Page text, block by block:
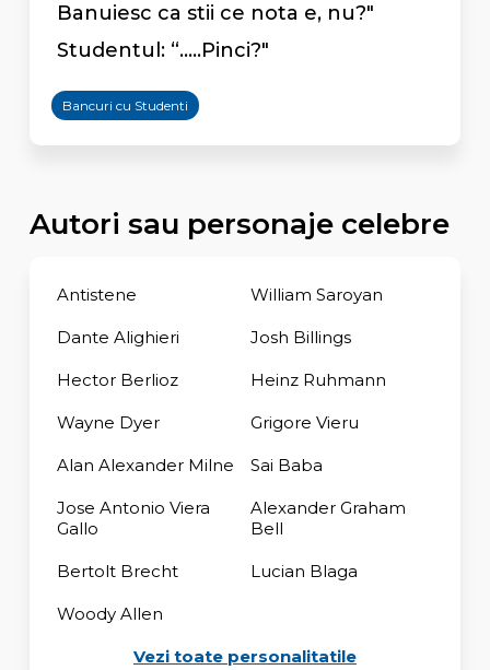
Banuiesc ca stii ce nota e, nu?"
Studentul: “.....Pinci?"
Bancuri cu Studenti
Autori sau personaje celebre
Antistene William Saroyan
Dante Alighieri Josh Billings
Hector Berlioz Heinz Ruhmann
Wayne Dyer Grigore Vieru
Alan Alexander Milne Sai Baba
Jose Antonio Viera
Gallo
Alexander Graham
Bell
Bertolt Brecht Lucian Blaga
Woody Allen
Vezi toate personalitatile